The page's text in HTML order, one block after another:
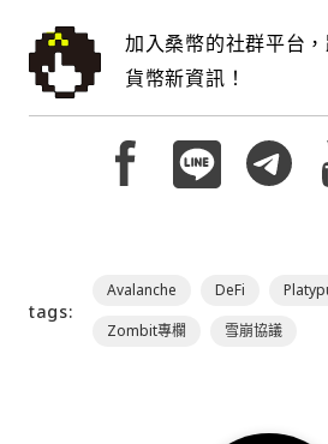
加入桑幣的社群平台
貨幣新資訊！
tags:
Avalanche DeFi
Zombit專欄
雪崩協議